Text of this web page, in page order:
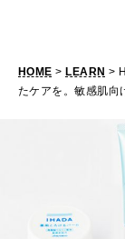
[12
HOME > LEARN >
たケアを。敏感肌向